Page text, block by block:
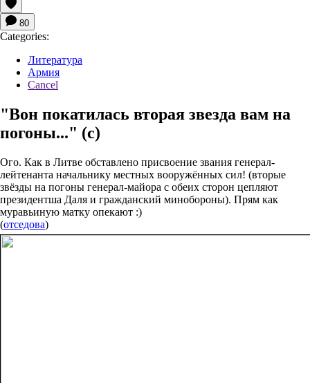
80
Categories:
Литература
Армия
Cancel
"Вон покатилась вторая звезда вам на
погоны..." (с)
Ого. Как в Литве обставлено присвоение звания генерал-
лейтенанта начальнику местных вооружённых сил! (вторые
звёзды на погоны генерал-майора с обеих сторон цепляют
президентша Даля и гражданский минобороны). Прям как
муравьиную матку опекают :)
(отседова)